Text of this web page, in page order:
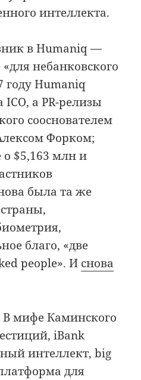
интеллекта.
в Humaniq —
небанковского
году Humaniq
а PR-релизы
сооснователем
Форком;
$5,163 млн и
была та же
благо, «две
people». И снова
В мифе Каминского
iBank
интеллект, big
для